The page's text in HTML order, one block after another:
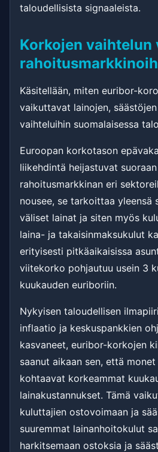
taloudellisista signaaleista.
Korkojen
Käsitellään, miten euribor-
vaikuttavat lainojen,
vaihteluihin suomalaisessa
Euroopan korkotason
liikehdintä heijastuvat
rahoitusmarkkinan eri
nousee, se tarkoittaa yleensä
väliset lainat ja siten myös
laina- ja takaisinmaksukulut
erityisesti pitkäaikaisissa
viitekorko pohjautuu usein 3
kuukauden euriboriin.
Nykyisen taloudellisen
inflaatio ja keskuspankkien
kasvaneet, euribor-korkojen
saanut aikaan sen, että
kohtaavat korkeammat
lainakustannukset. Tämä
kuluttajien ostovoimaan ja
suuremmat lainanhoitokulut
harkitsemaan ostoksia ja